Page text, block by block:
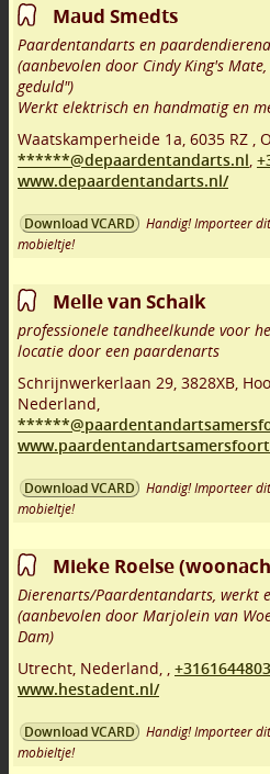
Maud Smedts
Paardentandarts en
(aanbevolen door Cindy King's
geduld")
Werkt elektrisch en handmatig en
Waatskamperheide 1a 6035 RZ
******@depaardentandarts.nl
www.depaardentandarts.nl/
Download VCARD
Handig! Importeer
mobieltje!
Melle van Schaik
professionele tandheelkunde voor
locatie door een paardenarts
Schrijnwerkerlaan 29 3828XB
Nederland,
Download VCARD
Handig! Importeer
mobieltje!
Mieke Roelse
Dierenarts/Paardentandarts, werkt
(aanbevolen door Marjolein van
Dam)
Utrecht Nederland,
www.hestadent.nl/
Download VCARD
Handig! Importeer
mobieltje!